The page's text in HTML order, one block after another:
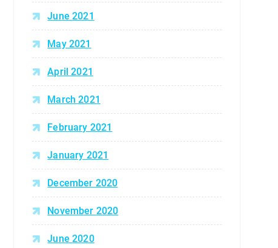
June 2021
May 2021
April 2021
March 2021
February 2021
January 2021
December 2020
November 2020
June 2020